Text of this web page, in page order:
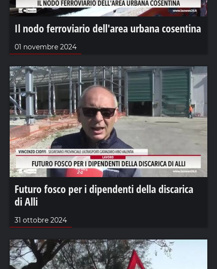
Il nodo ferroviario dell'area urbana cosentina
01 novembre 2024
Futuro fosco per i dipendenti della discarica
di Alli
31 ottobre 2024